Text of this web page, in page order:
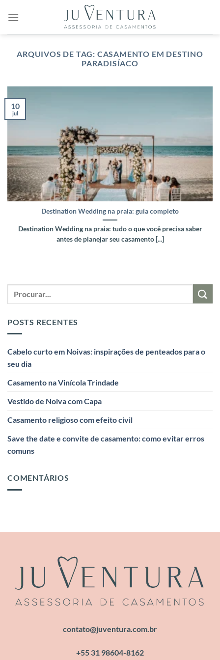
ARQUIVOS DE TAG: CASAMENTO EM DESTINO
PARADISÍACO
Destination Wedding na praia: guia completo
Destination Wedding na praia: tudo o que você precisa saber
antes de planejar seu casamento [...]
10
jul
POSTS RECENTES
Cabelo curto em Noivas: inspirações de penteados para o
seu dia
Casamento na Vinícola Trindade
Vestido de Noiva com Capa
Casamento religioso com efeito civil
Save the date e convite de casamento: como evitar erros
comuns
COMENTÁRIOS
contato@juventura.com.br
+55 31 98604-8162